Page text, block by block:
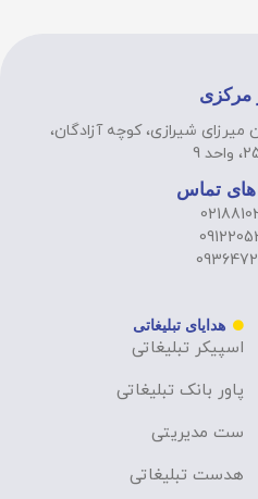
مرکزی
میرزای شیرازی، کوچه آزادگان،
تماس
هدایای تبلیغاتی
اسپیکر تبلیغاتی
پاور بانک تبلیغاتی
ست مدیریتی
هدست تبلیغاتی